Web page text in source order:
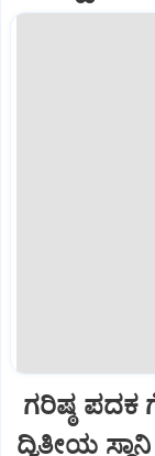
ಗರಿಷ್ಠ ಪದಕ
ದ್ವಿತೀಯ ಸ್ಥಾನಿ